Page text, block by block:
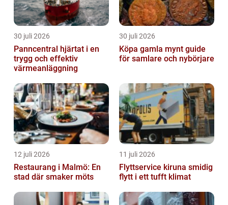
30 juli 2026
Panncentral hjärtat i en
trygg och effektiv
värmeanläggning
30 juli 2026
Köpa gamla mynt guide
för samlare och nybörjare
12 juli 2026
Restaurang i Malmö: En
stad där smaker möts
11 juli 2026
Flyttservice kiruna smidig
flytt i ett tufft klimat